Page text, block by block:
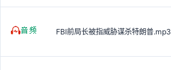
FBI前局长被指威胁谋杀特朗普.mp3